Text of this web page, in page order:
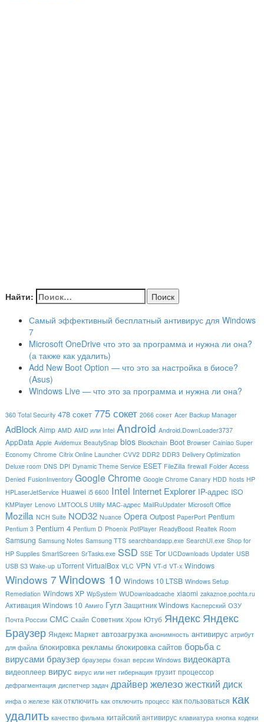
Найти:
Самый эффективный бесплатный антивирус для Windows
7
Microsoft OneDrive что это за программа и нужна ли она?
(а также как удалить)
Add New Boot Option — что это за настройка в биосе?
(Asus)
Windows Live — что это за программа и нужна ли она?
360 Total Security 478 сокет 775 сокет 2066 сокет Acer Backup Manager
AdBlock Aimp AMD AMD или Intel Android Android.DownLoader3737
AppData Apple Avidemux BeautySnap bios Blockchain Boot Browser Cainiao Super
Economy Chrome Citrix Online Launcher CVV2 DDR2 DDR3 Delivery Optimization
Deluxe room DNS DPI Dynamic Theme Service ESET FileZilla firewall Folder Access
Denied FusionInventory Google Chrome Google Chrome Canary HDD hosts HP
HPLaserJetService Huawei i5 6600 Intel Internet Explorer IP-адрес ISO
KMPlayer Lenovo LMTOOLS Utility MAC-адрес MailRuUpdater Microsoft Office
Mozilla NCH Suite NOD32 Nuance Opera Outpost PaperPort Pentium
Pentium 3 Pentium 4 Pentium D Phoenix PotPlayer ReadyBoost Realtek Room
Samsung Samsung Notes Samsung TTS searchbandapp.exe SearchUI.exe Shop for
HP Supplies SmartScreen SrTasks.exe SSD SSE Tor UCDownloads Updater USB
USB S3 Wake-up uTorrent VirtualBox VLC VPN VT-d VT-x Windows
Windows 7 Windows 10 Windows 10 LTSB Windows Setup
Remediation Windows XP WpSystem WUDownloadcache xiaomi zakaznoe.pochta.ru
Активация Windows 10 Амиго Гугл Защитник Windows Касперский ОЗУ
Почта России СМС Скайп Советник Хром Ютуб Яндекс Яндекс
Браузер Яндекс Маркет автозагрузка анонимность антивирус атрибут
для файла блокировка рекламы блокировка сайтов борьба с
вирусами браузер браузеры бэкап версии Windows видеокарта
видеоплеер вирус вирус или нет гибернация грузит процессор
дефрагментация диспетчер задач драйвержелезожесткий диск
инфа о железе как отключить как отключить процесс как пользоваться как
удалить качество фильма китайский антивирус клавиатура кнопка кодеки